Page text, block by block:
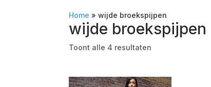
Home »wijde broekspijpen
wijde broekspijpen
Toont alle 4 resultaten